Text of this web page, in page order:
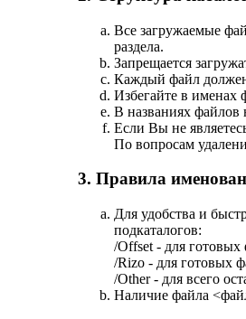
Все загружаемые
раздела.
Запрещается
Каждый файл должен
Избегайте в именах
В названиях файлов
Если Вы не
По вопросам
3. Правила
Для удобства и
подкаталогов:
/Offset - для
/Rizo - для готовых
/Other - для всего
Наличие файла